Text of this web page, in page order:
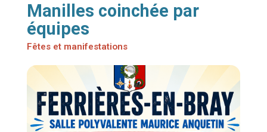
Manilles coinchée par
équipes
Fêtes et manifestations